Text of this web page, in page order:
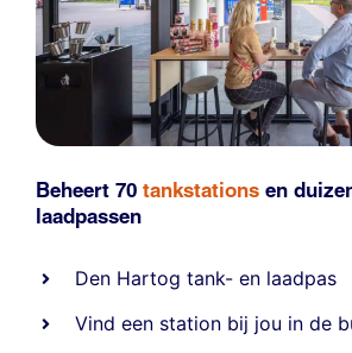
Beheert 70 tankstations en
laadpassen
Den Hartog tank- en laadpas
Vind een station bij jou in de